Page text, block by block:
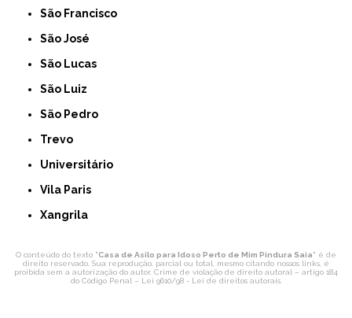
São Francisco
São José
São Lucas
São Luiz
São Pedro
Trevo
Universitário
Vila Paris
Xangrila
O conteúdo do texto "Casa de Asilo para Idoso Perto de Mim Pindura Saia" é de
direito reservado. Sua reprodução, parcial ou total, mesmo citando nossos links, é
proibida sem a autorização do autor. Crime de violação de direito autoral – artigo 184
do Código Penal – Lei 9610/98 - Lei de direitos autorais.